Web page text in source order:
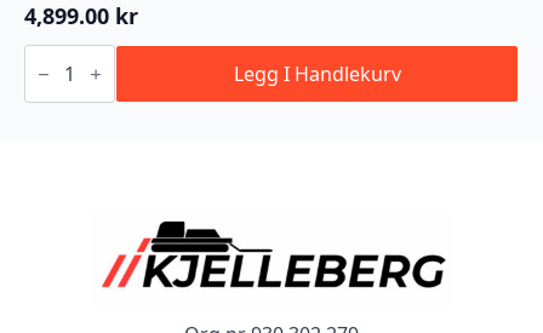
4,899.00 kr
Varsellysbjelke
120cm
antall
Legg I Handlekurv